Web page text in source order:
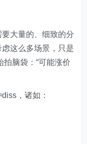
大量的、细致的分
这么多场景，只是
脑袋：“可能涨价
，诸如：